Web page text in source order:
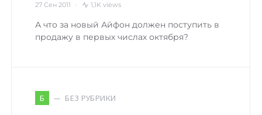
27 Сен 2011 1,1K views
А что за новый Айфон должен поступить в
продажу в первых числах октября?
Б БЕЗ РУБРИКИ